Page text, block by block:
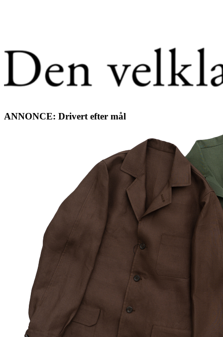
ANNONCE: Drivert efter mål